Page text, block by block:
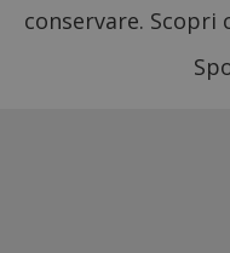
conservare. Scopri